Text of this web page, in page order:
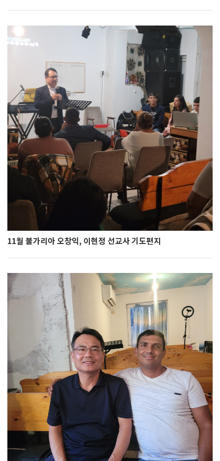
11월 불가리아 오창익, 이현정 선교사 기도편지